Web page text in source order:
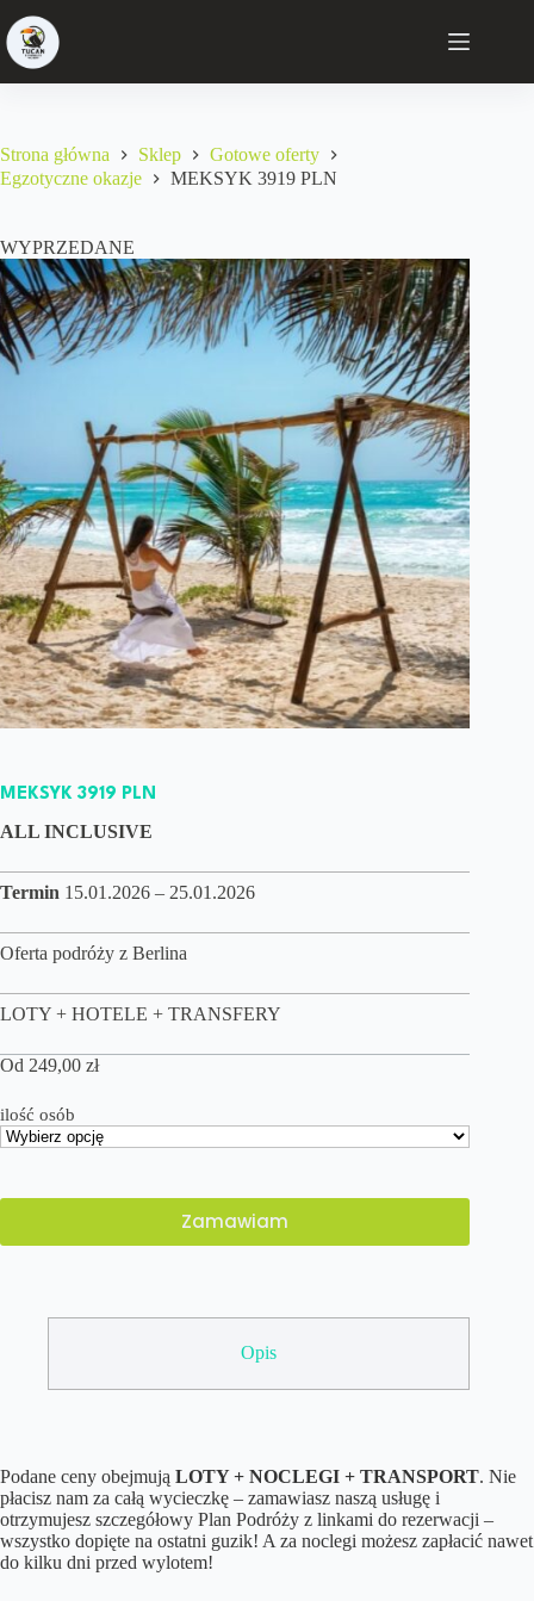
Strona główna Sklep
Gotowe oferty
Egzotyczne okazje
MEKSYK 3919 PLN
WYPRZEDANE
MEKSYK 3919 PLN
ALL INCLUSIVE
Termin 15.01.2026 – 25.01.2026
Oferta podróży z Berlina
LOTY + HOTELE + TRANSFERY
Od 249,00 zł
ilość osób
Zamawiam
Opis
Podane ceny obejmują LOTY + NOCLEGI + TRANSPORT. Nie
płacisz nam za całą wycieczkę – zamawiasz naszą usługę i
otrzymujesz szczegółowy Plan Podróży z linkami do rezerwacji –
wszystko dopięte na ostatni guzik! A za noclegi możesz zapłacić nawet
do kilku dni przed wylotem!